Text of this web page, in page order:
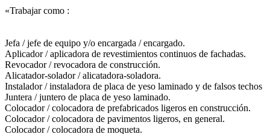
«Trabajar como :
Jefa / jefe de equipo y/o encargada / encargado.
Aplicador / aplicadora de revestimientos continuos de fachadas.
Revocador / revocadora de construcción.
Alicatador-solador / alicatadora-soladora.
Instalador / instaladora de placa de yeso laminado y de falsos techos
Juntera / juntero de placa de yeso laminado.
Colocador / colocadora de prefabricados ligeros en construcción.
Colocador / colocadora de pavimentos ligeros, en general.
Colocador / colocadora de moqueta.